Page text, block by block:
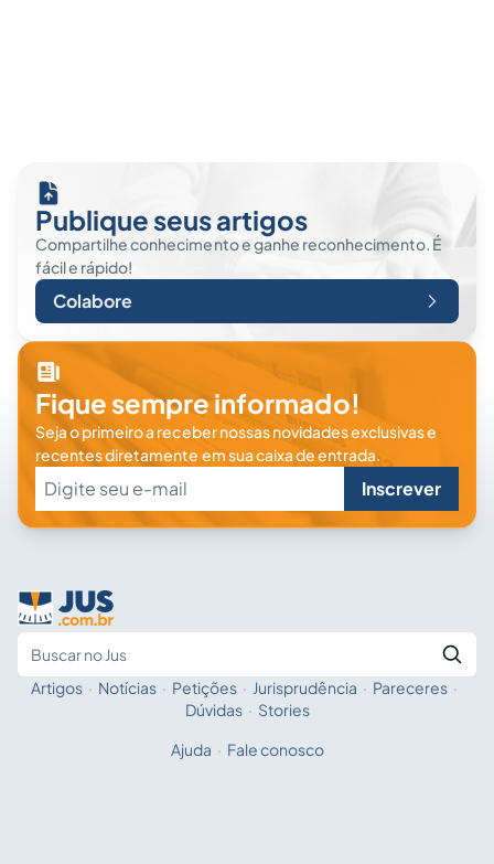
Publique seus artigos
Compartilhe conhecimento e ganhe reconhecimento. É
fácil e rápido!
Colabore
Fique sempre informado!
Seja o primeiro a receber nossas novidades exclusivas e
recentes diretamente em sua caixa de entrada.
Inscrever
Fale com a IA
Artigos · Notícias · Petições · Jurisprudência · Pareceres ·
Dúvidas · Stories
Ajuda · Fale conosco